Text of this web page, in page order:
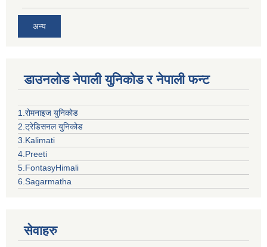
अन्य
डाउनलोड नेपाली युनिकोड र नेपाली फन्ट
1.रोमनाइज युनिकोड
2.ट्रेडिसनल युनिकोड
3.Kalimati
4.Preeti
5.FontasyHimali
6.Sagarmatha
सेवाहरु